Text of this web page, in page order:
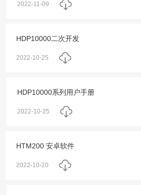
2022-11-09
HDP10000二次开发
2022-10-25
HDP10000系列用户手册
2022-10-25
HTM200 安卓软件
2022-10-20